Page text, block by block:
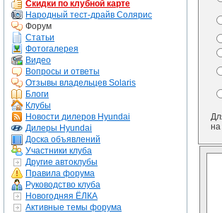
Скидки по клубной карте
Народный тест-драйв Солярис
Форум
Статьи
Фотогалерея
Видео
Вопросы и ответы
Отзывы владельцев Solaris
Блоги
Клубы
Новости дилеров Hyundai
Дилеры Hyundai
Доска объявлений
Участники клуба
Другие автоклубы
Правила форума
Руководство клуба
Новогодняя ЁЛКА
Активные темы форума
на